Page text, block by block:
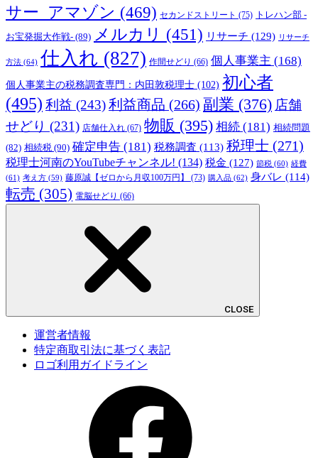
サー_アマゾン (469) セカンドストリート (75) トレハン部 -
お宝発掘大作戦- (89) メルカリ (451) リサーチ (129) リサーチ
方法 (64) 仕入れ (827) 作間せどり (66) 個人事業主 (168)
個人事業主の税務調査専門：内田敦税理士 (102) 初心者
(495) 利益 (243)利益商品 (266) 副業 (376) 店舗
せどり (231) 店舗仕入れ (67) 物販 (395) 相続 (181) 相続問題
(82) 相続税 (90) 確定申告 (181) 税務調査 (113) 税理士 (271)
税理士河南のYouTubeチャンネル! (134) 税金 (127) 節税 (60) 経費
(61) 考え方 (59) 藤原誠【ゼロから月収100万円】 (73) 購入品 (62) 身バレ (114)
転売 (305) 電脳せどり (66)
CLOSE
運営者情報
特定商取引法に基づく表記
ロゴ利用ガイドライン